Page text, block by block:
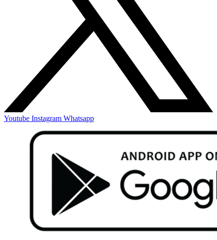
Youtube Instagram Whatsapp